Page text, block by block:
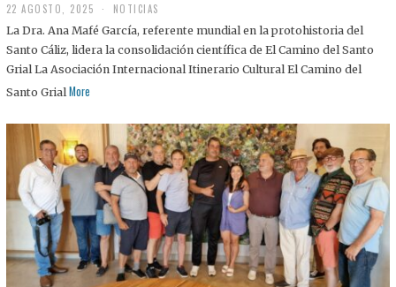
22 AGOSTO, 2025
2
A
G
O
S
2
5
NOTICIAS
La Dra. Ana Mafé García, referente mundial en la protohistoria del
Santo Cáliz, lidera la consolidación científica de El Camino del Santo
Grial La Asociación Internacional Itinerario Cultural El Camino del
Santo Grial More